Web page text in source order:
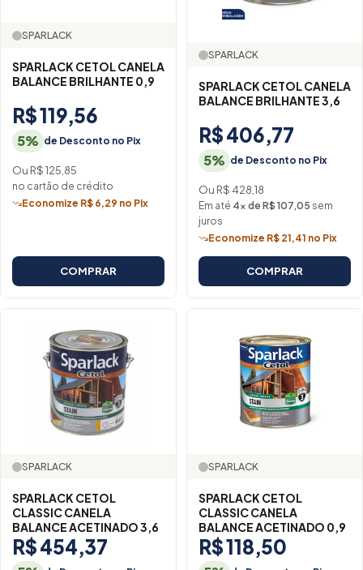
SPARLACK
SPARLACK CETOL CANELA
BALANCE BRILHANTE 0,9
R$ 119,56
5% de Desconto no Pix
Ou R$ 125,85
no cartão de crédito
Economize R$ 6,29 no Pix
COMPRAR
SPARLACK
SPARLACK CETOL CANELA
BALANCE BRILHANTE 3,6
R$ 406,77
5% de Desconto no Pix
Ou R$ 428,18
Em até 4× de R$ 107,05 sem
juros
Economize R$ 21,41 no Pix
COMPRAR
SPARLACK
SPARLACK CETOL
CLASSIC CANELA
BALANCE ACETINADO 3,6
R$ 454,37
SPARLACK
SPARLACK CETOL
CLASSIC CANELA
BALANCE ACETINADO 0,9
R$ 118,50